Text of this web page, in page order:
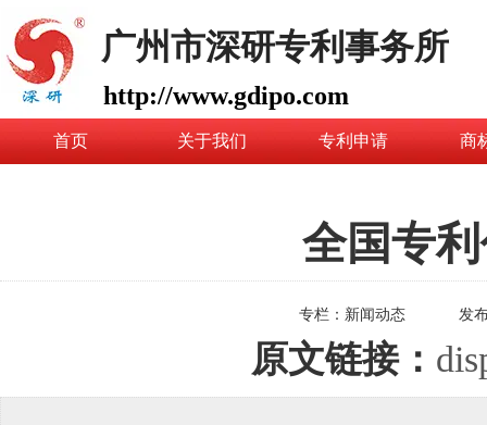
广州市深研专利事务所
http://www.gdipo.com
首页 关于我们 专利申请 商
全国专
专栏： 新闻动态 发
原文链接：